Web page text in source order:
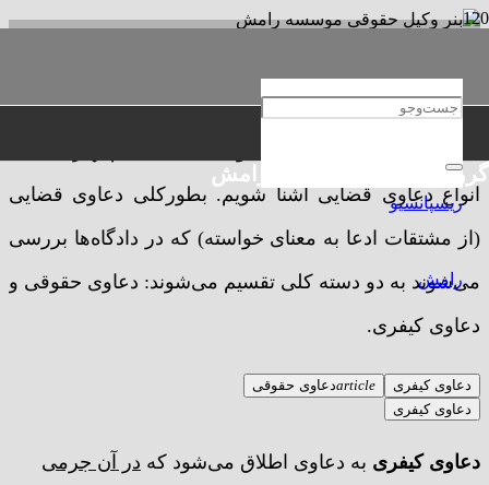
گروه حقوقی و مهاجرتی رامش
وکیل حقوقیوکیل حقوقی
انواع دعاوی قضایی آشنا شویم. بطورکلی دعاوی قضایی
(از مشتقات ادعا به معنای خواسته) که در دادگاه­‌ها بررسی
می­‌شوند به دو دسته کلی تقسیم می­‌شوند: دعاوی حقوقی و
دعاوی کیفری.
دعاوی کیفری articleدعاوی حقوقی
دعاوی کیفری
دعاوی کیفری به دعاوی اطلاق می‌شود که در آن جرمی